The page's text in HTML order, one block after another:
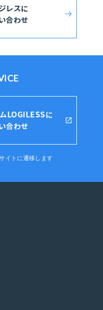
レスに
合わせ
LOGILESSに
合わせ
イトに遷移します